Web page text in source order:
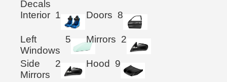
Decals
Interior 1 Doors 8
Left
Windows
5 Mirrors 2
Side
Mirrors
2 Hood 9